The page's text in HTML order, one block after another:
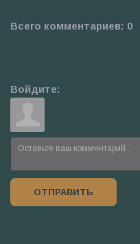
Всего комментариев: 0
Войдите:
ОТПРАВИТЬ